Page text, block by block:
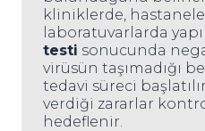
kliniklerde,
laboratuvarlarda
testi sonucunda
virüsün taşımadığı
tedavi süreci
verdiği zararlar
hedeflenir.